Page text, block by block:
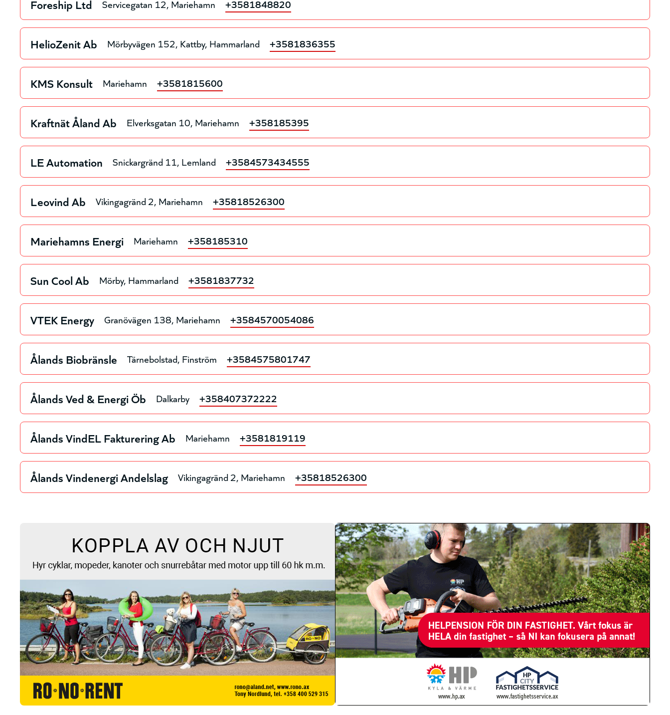
Foreship Ltd Servicegatan 12 Mariehamn +3581848820
HelioZenit Ab Mörbyvägen 152, Kattby Hammarland +3581836355
KMS Konsult Mariehamn +3581815600
Kraftnät Åland Ab Elverksgatan 10 Mariehamn +358185395
LE Automation Snickargränd 11 Lemland +3584573434555
Leovind Ab Vikingagränd 2 Mariehamn +35818526300
Mariehamns Energi Mariehamn +358185310
Sun Cool Ab Mörby Hammarland +3581837732
VTEK Energy Granövägen 138 Mariehamn +3584570054086
Ålands Biobränsle Tärnebolstad Finström +3584575801747
Ålands Ved & Energi Öb Dalkarby +358407372222
Ålands VindEL Fakturering Ab Mariehamn +3581819119
Ålands Vindenergi Andelslag Vikingagränd 2 Mariehamn +35818526300